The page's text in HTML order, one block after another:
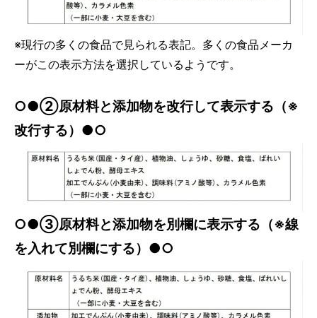
※現行の多くの食品で見られる表記。多くの食品メーカ
ーがこの表示方法を選択しているようです。
○●②原材料と添加物を改行して表示する（※
改行する）●○
○●③原材料と添加物を別欄に表示する（※線
を入れて別欄にする）●○